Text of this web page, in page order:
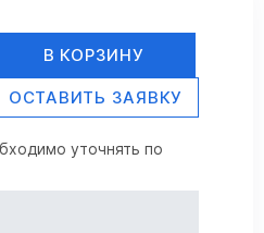
В КОРЗИНУ
ОСТАВИТЬ ЗАЯВКУ
уточнять по